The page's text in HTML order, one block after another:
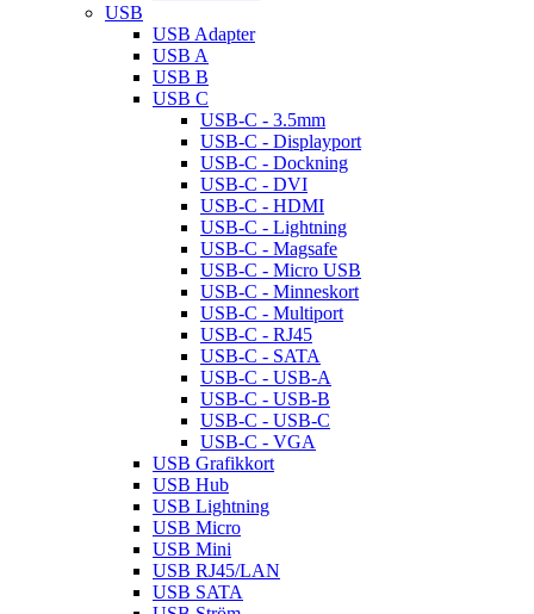
USB
USB Adapter
USB A
USB B
USB C
USB-C - 3.5mm
USB-C - Displayport
USB-C - Dockning
USB-C - DVI
USB-C - HDMI
USB-C - Lightning
USB-C - Magsafe
USB-C - Micro USB
USB-C - Minneskort
USB-C - Multiport
USB-C - RJ45
USB-C - SATA
USB-C - USB-A
USB-C - USB-B
USB-C - USB-C
USB-C - VGA
USB Grafikkort
USB Hub
USB Lightning
USB Micro
USB Mini
USB RJ45/LAN
USB SATA